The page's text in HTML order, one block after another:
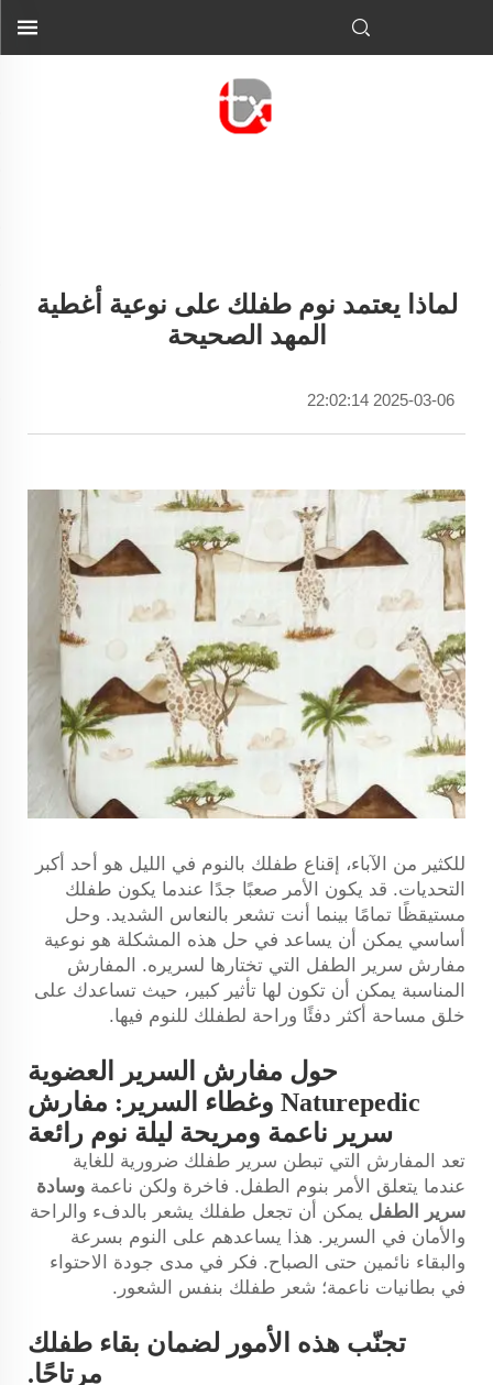
لماذا يعتمد نوم طفلك على نوعية أغطية
المهد الصحيحة
2025-03-06 22:02:14
للكثير من الآباء، إقناع طفلك بالنوم في الليل هو أحد أكبر
التحديات. قد يكون الأمر صعبًا جدًا عندما يكون طفلك
مستيقظًا تمامًا بينما أنت تشعر بالنعاس الشديد. وحل
أساسي يمكن أن يساعد في حل هذه المشكلة هو نوعية
مفارش سرير الطفل التي تختارها لسريره. المفارش
المناسبة يمكن أن تكون لها تأثير كبير، حيث تساعدك على
خلق مساحة أكثر دفئًا وراحة لطفلك للنوم فيها.
حول مفارش السرير العضوية
Naturepedic وغطاء السرير: مفارش
سرير ناعمة ومريحة ليلة نوم رائعة
تعد المفارش التي تبطن سرير طفلك ضرورية للغاية
عندما يتعلق الأمر بنوم الطفل. فاخرة ولكن ناعمة وسادة
سرير الطفل يمكن أن تجعل طفلك يشعر بالدفء والراحة
والأمان في السرير. هذا يساعدهم على النوم بسرعة
والبقاء نائمين حتى الصباح. فكر في مدى جودة الاحتواء
في بطانيات ناعمة؛ شعر طفلك بنفس الشعور.
تجنّب هذه الأمور لضمان بقاء طفلك
مرتاحًا.